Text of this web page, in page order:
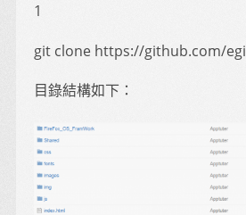
1
git clone https://github.com/
目錄結構如下：